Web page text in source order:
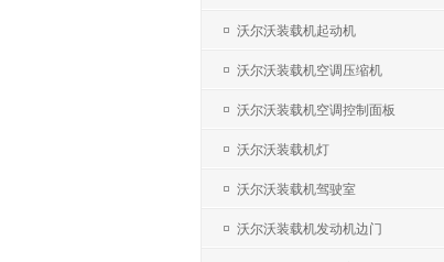
沃尔沃装载机起动机
沃尔沃装载机空调压缩机
沃尔沃装载机空调控制面板
沃尔沃装载机灯
沃尔沃装载机驾驶室
沃尔沃装载机发动机边门